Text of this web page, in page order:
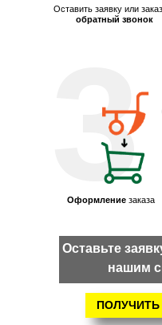
3
Оставить заявку или
обратный звонок
Оформление заказа
Оставьте
нашим